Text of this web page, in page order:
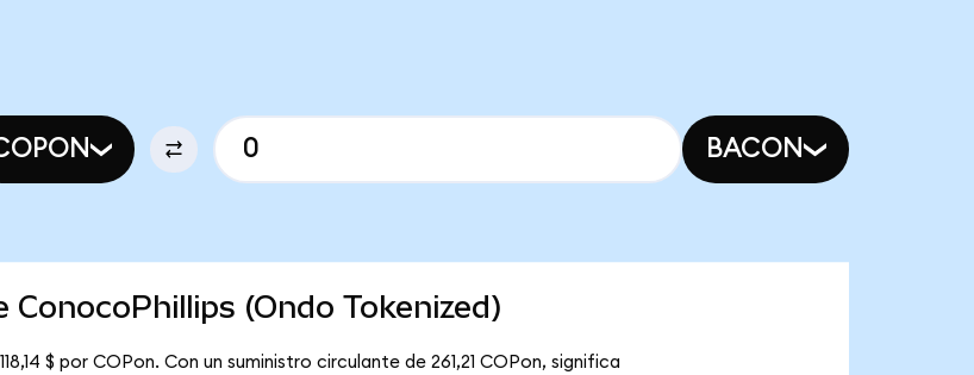
BACON
(Ondo Tokenized)
$ por COPon. Con un suministro circulante de 261,21 COPon, significa